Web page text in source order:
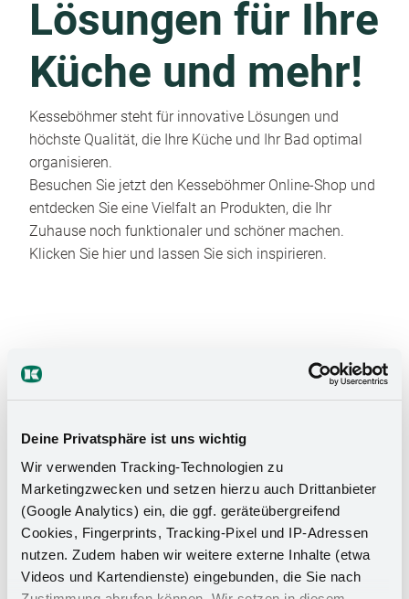
Deine Privatsphäre ist uns wichtig
Wir verwenden Tracking-Technologien zu
Marketingzwecken und setzen hierzu auch Drittanbieter
(Google Analytics) ein, die ggf. geräteübergreifend
Cookies, Fingerprints, Tracking-Pixel und IP-Adressen
nutzen. Zudem haben wir weitere externe Inhalte (etwa
Videos und Kartendienste) eingebunden, die Sie nach
Lösungen für Ihre
Küche und mehr!
Kesseböhmer steht für innovative Lösungen und
höchste Qualität, die Ihre Küche und Ihr Bad optimal
organisieren.
Besuchen Sie jetzt den Kesseböhmer Online-Shop und
entdecken Sie eine Vielfalt an Produkten, die Ihr
Zuhause noch funktionaler und schöner machen.
Klicken Sie hier und lassen Sie sich inspirieren.
Das Stauraumwunder für Ihr
Badezimmer